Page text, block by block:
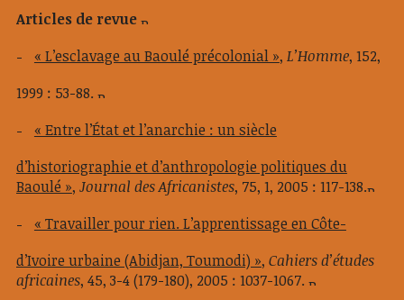
Articles de revue
« L’esclavage au Baoulé précolonial », L’Homme, 152,
1999 : 53-88.
« Entre l’État et l’anarchie : un siècle
d’historiographie et d’anthropologie politiques du
Baoulé », Journal des Africanistes, 75, 1, 2005 : 117-138.
« Travailler pour rien. L’apprentissage en Côte-
d’Ivoire urbaine (Abidjan, Toumodi) », Cahiers d’études
africaines, 45, 3-4 (179-180), 2005 : 1037-1067.